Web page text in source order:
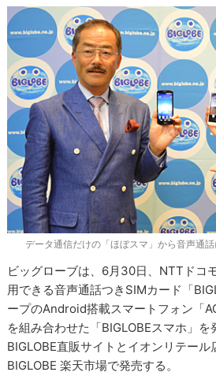
データ通信だけの「ほぼスマ」から音声通
ビッグローブは、6月30日、NTTドコ
用できる音声通話つきSIMカード「
ープのAndroid搭載スマートフォン「
を組み合わせた「BIGLOBEスマホ」を
BIGLOBE直販サイトとイオンリテール
BIGLOBE 楽天市場で発売する。